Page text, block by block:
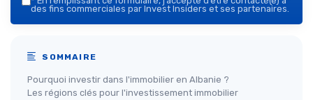
des fins commerciales par Invest Insiders et ses partenaires.
SOMMAIRE
Pourquoi investir dans l'immobilier en Albanie ?
Les régions clés pour l'investissement immobilier